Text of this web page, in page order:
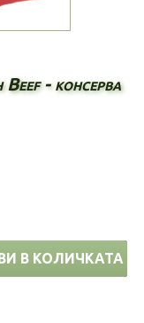
- консерва
В КОЛИЧКАТА